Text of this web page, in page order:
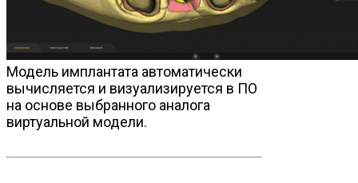
Модель имплантата автоматически
вычисляется и визуализируется в ПО
на основе выбранного аналога
виртуальной модели.